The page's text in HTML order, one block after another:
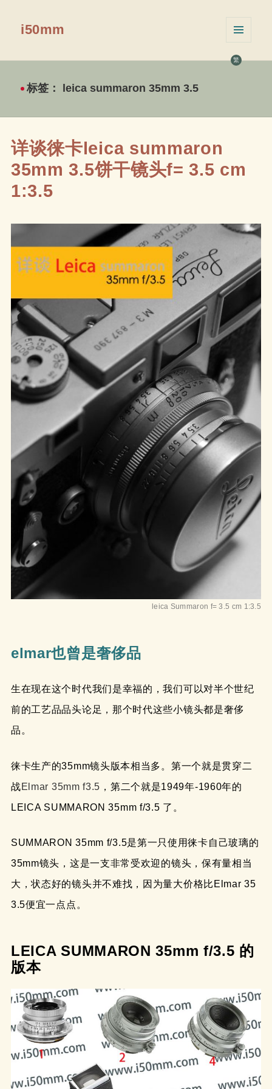
繁
i50mm
挂件
标签： leica summaron 35mm 3.5
详谈徕卡leica summaron
35mm 3.5饼干镜头f= 3.5 cm
1:3.5
leica Summaron f= 3.5 cm 1:3.5
elmar也曾是奢侈品
生在现在这个时代我们是幸福的，我们可以对半个世纪
前的工艺品品头论足，那个时代这些小镜头都是奢侈
品。
徕卡生产的35mm镜头版本相当多。第一个就是贯穿二
战Elmar 35mm f3.5 ，第二个就是1949年-1960年的
LEICA SUMMARON 35mm f/3.5 了。
SUMMARON 35mm f/3.5是第一只使用徕卡自己玻璃的
35mm镜头，这是一支非常受欢迎的镜头，保有量相当
大，状态好的镜头并不难找，因为量大价格比Elmar 35
3.5便宜一点点。
LEICA SUMMARON 35mm f/3.5 的
版本